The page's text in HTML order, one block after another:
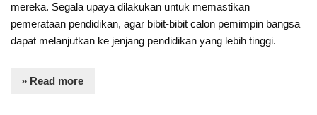
mereka. Segala upaya dilakukan untuk memastikan
pemerataan pendidikan, agar bibit-bibit calon pemimpin bangsa
dapat melanjutkan ke jenjang pendidikan yang lebih tinggi.
» Read more